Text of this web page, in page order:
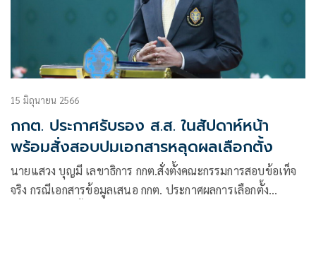
15 มิถุนายน 2566
กกต. ประกาศรับรอง ส.ส. ในสัปดาห์หน้า
พร้อมสั่งสอบปมเอกสารหลุดผลเลือกตั้ง
นายแสวง บุญมี เลขาธิการ กกต.สั่งตั้งคณะกรรมการสอบข้อเท็จ
จริง กรณีเอกสารข้อมูลเสนอ กกต. ประกาศผลการเลือกตั้ง